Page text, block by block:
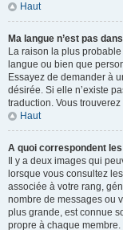
Haut
Ma langue n’est pas
La raison la plus
langue ou bien que
Essayez de demander à
désirée. Si elle n’existe
traduction. Vous
Haut
A quoi correspondent
Il y a deux images qui
lorsque vous consultez
associée à votre rang,
nombre de messages ou
plus grande, est connue
propre à chaque membre.